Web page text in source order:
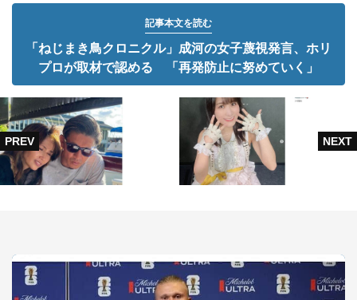
記事本文を読む
「ねじまき鳥クロニクル」成河の女子蔑視発言、ホリ
プロが取材で認める 「再発防止に努めていく」